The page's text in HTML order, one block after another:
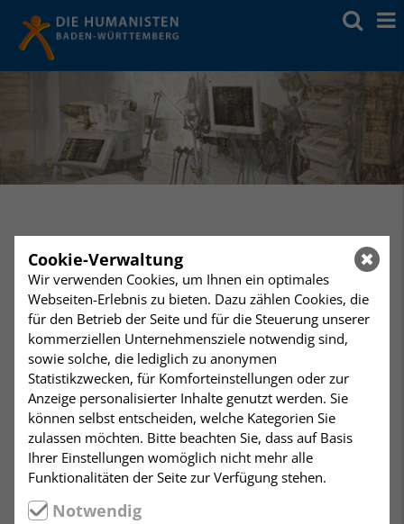
Ergänzende Vorsorge
Neben der gesundheitlichen Vorsorge empfiehlt es
sich auch für finanzielle und rechtsgeschäftliche Dinge
eine Vollmacht auszustellen sowie mit Kreditinstituten
Kontovollmachten zu vereinbaren, deren Wirksamkeit
über den Tod hinaus reichen sollte. Wenn
Grundbesitz, Anlagevermögen oder
Geschäftsbeteiligungen vorhanden sind, sollte dafür
eine notarielle Vollmacht erstellt werden, da es im
Zuge einer längeren Pflegebedürftigkeit zu finanziellen
Engpässen kommen könnte und evtl. der Besitz
belastet werden muss. Dass kann nur durch eine
Cookie-Verwaltung
Wir verwenden Cookies, um Ihnen ein optimales
Webseiten-Erlebnis zu bieten. Dazu zählen Cookies, die
für den Betrieb der Seite und für die Steuerung unserer
kommerziellen Unternehmensziele notwendig sind,
sowie solche, die lediglich zu anonymen
Statistikzwecken, für Komforteinstellungen oder zur
Anzeige personalisierter Inhalte genutzt werden. Sie
können selbst entscheiden, welche Kategorien Sie
zulassen möchten. Bitte beachten Sie, dass auf Basis
Ihrer Einstellungen womöglich nicht mehr alle
Funktionalitäten der Seite zur Verfügung stehen.
Notwendig